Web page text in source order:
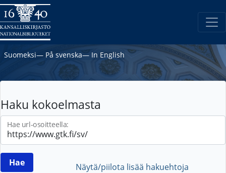
Suomeksi― På svenska― In English
Haku kokoelmasta
Hae url-osoitteella:
Näytä/piilota lisää hakuehtoja